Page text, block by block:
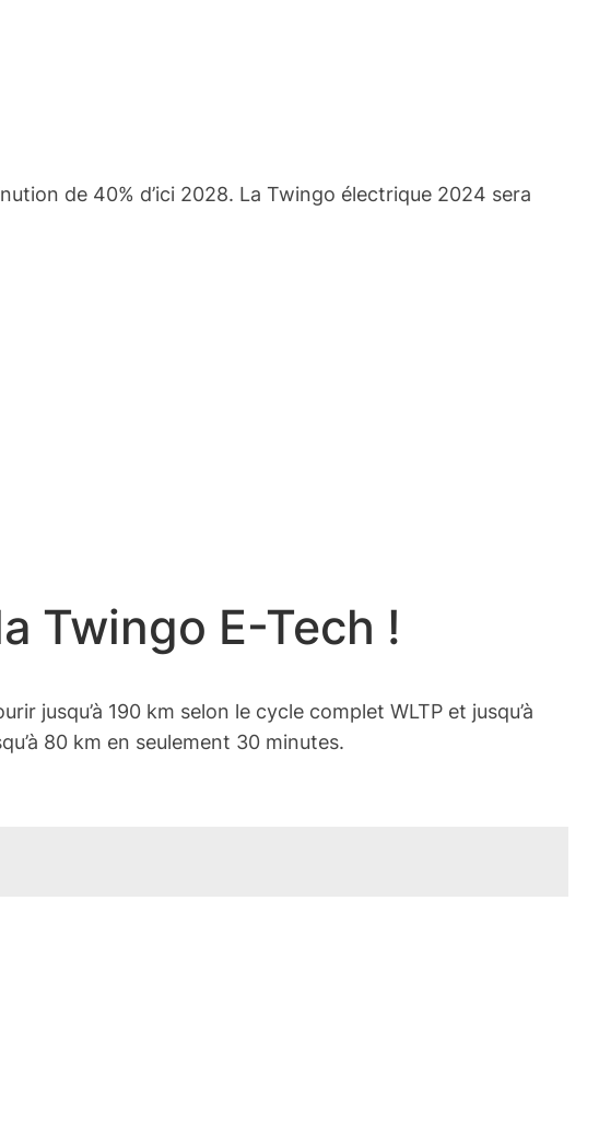
de 40% d’ici 2028. La Twingo électrique 2024 sera
Twingo E-Tech !
jusqu’à 190 km selon le cycle complet WLTP et jusqu’à
80 km en seulement 30 minutes.